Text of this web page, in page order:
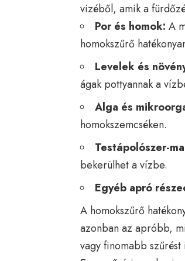
vizéből, amik a
Por és homok: A
homokszűrő
Levelek és
ágak pottyannak a
Alga és
homokszemcséken.
Testápolószer-
bekerülhet a vízbe.
Egyéb apró
A homokszűrő
azonban az apróbb,
vagy finomabb szűrést